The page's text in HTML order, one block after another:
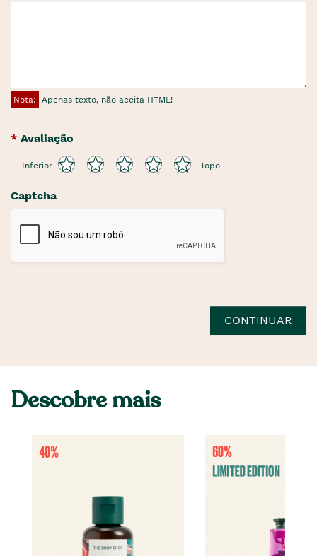
Nota: Apenas texto, não aceita HTML!
Avaliação
Inferior Topo
Captcha
CONTINUAR
Descobre mais